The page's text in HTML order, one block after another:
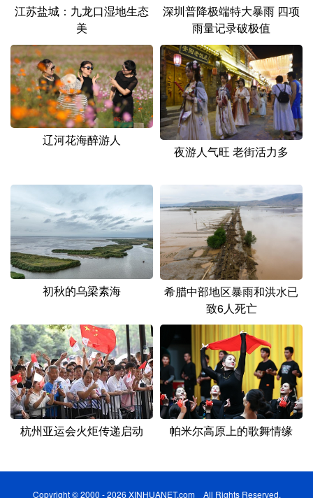
多语种频道
English Español Français عربى
Русский язык 日本語 한국어
Deutsch Português
江苏盐城：九龙口湿地生态
美
深圳普降极端特大暴雨 四项
雨量记录破极值
辽河花海醉游人
夜游人气旺 老街活力多
初秋的乌梁素海
希腊中部地区暴雨和洪水已
致6人死亡
杭州亚运会火炬传递启动 帕米尔高原上的歌舞情缘
Copyright © 2000 - 2026 XINHUANET.com All Rights Reserved.